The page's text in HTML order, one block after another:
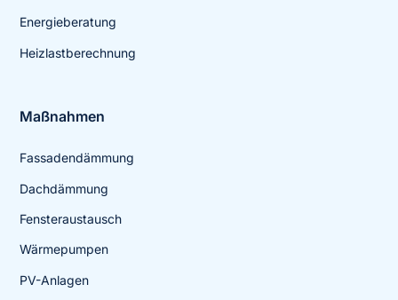
Energieberatung
Heizlastberechnung
Maßnahmen
Fassadendämmung
Dachdämmung
Fensteraustausch
Wärmepumpen
PV-Anlagen